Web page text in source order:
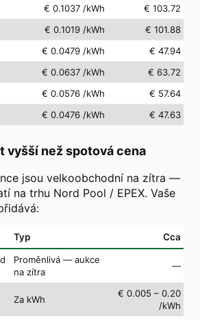
€ 0.1037 /kWh
€ 103.72
€ 0.1019 /kWh
€ 101.88
€ 0.0479 /kWh
€ 47.94
€ 0.0637 /kWh
€ 63.72
€ 0.0576 /kWh
€ 57.64
€ 0.0476 /kWh € 47.63
vyšší než spotová cena
jsou velkoobchodní na zítra —
na trhu Nord Pool / EPEX. Vaše
Typ Cca
Proměnlivá — aukce
na zítra
—
Za kWh
€ 0.005 – 0.20
/kWh